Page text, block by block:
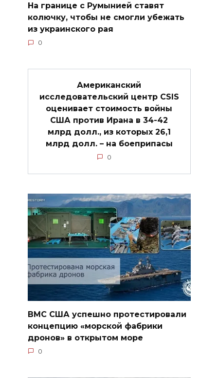
На границе с Румынией ставят
колючку, чтобы не смогли убежать
из украинского рая
0
Американский
исследовательский центр CSIS
оценивает стоимость войны
США против Ирана в 34-42
млрд долл., из которых 26,1
млрд долл. – на боеприпасы
0
ВМС США успешно протестировали
концепцию «морской фабрики
дронов» в открытом море
0